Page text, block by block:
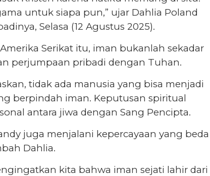
untuk siapa pun,” ujar Dahlia Poland
Selasa (12 Agustus 2025).
Serikat itu, iman bukanlah sekadar
perjumpaan pribadi dengan Tuhan.
tidak ada manusia yang bisa menjadi
berpindah iman. Keputusan spiritual
antara jiwa dengan Sang Pencipta.
juga menjalani kepercayaan yang beda
Dahlia.
kita bahwa iman sejati lahir dari